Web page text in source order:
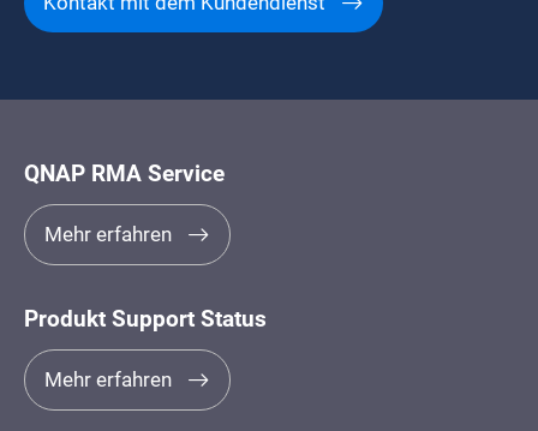
QNAP RMA Service
Mehr erfahren
Produkt Support Status
Mehr erfahren